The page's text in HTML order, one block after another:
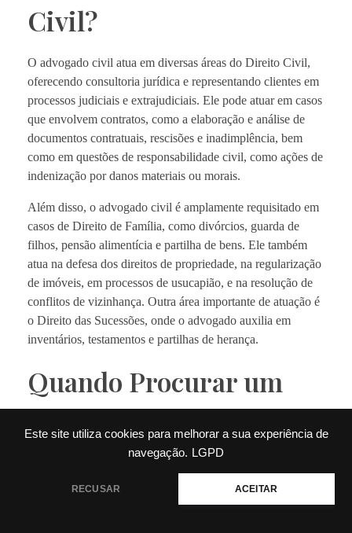
Este site utiliza cookies para melhorar a sua experiência de
navegação. LGPD
RECUSAR ACEITAR
Civil?
O advogado civil atua em diversas áreas do Direito Civil,
oferecendo consultoria jurídica e representando clientes em
processos judiciais e extrajudiciais. Ele pode atuar em casos
que envolvem contratos, como a elaboração e análise de
documentos contratuais, rescisões e inadimplência, bem
como em questões de responsabilidade civil, como ações de
indenização por danos materiais ou morais.
Além disso, o advogado civil é amplamente requisitado em
casos de Direito de Família, como divórcios, guarda de
filhos, pensão alimentícia e partilha de bens. Ele também
atua na defesa dos direitos de propriedade, na regularização
de imóveis, em processos de usucapião, e na resolução de
conflitos de vizinhança. Outra área importante de atuação é
o Direito das Sucessões, onde o advogado auxilia em
inventários, testamentos e partilhas de herança.
Quando Procurar um
Advogado Civil?
Existem diversas situações em que contar com um
Precisa de ajuda?